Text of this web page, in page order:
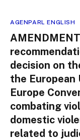
AGENPARL ENGLISH
decision on
the European
Europe
combating
domestic
related to